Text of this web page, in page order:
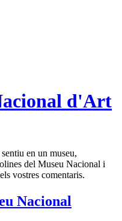
d'Art
en un museu,
del Museu Nacional i
vostres comentaris.
Nacional